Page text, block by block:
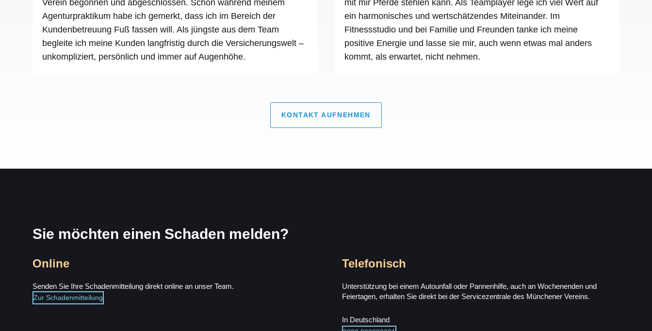
Verein begonnen und abgeschlossen. Schon während meinem
Agenturpraktikum habe ich gemerkt, dass ich im Bereich der
Kundenbetreuung Fuß fassen will. Als jüngste aus dem Team
begleite ich meine Kunden langfristig durch die Versicherungswelt –
unkompliziert, persönlich und immer auf Augenhöhe.
mit mir Pferde stehlen kann. Als Teamplayer lege ich viel Wert auf
ein harmonisches und wertschätzendes Miteinander. Im
Fitnessstudio und bei Familie und Freunden tanke ich meine
positive Energie und lasse sie mir, auch wenn etwas mal anders
kommt, als erwartet, nicht nehmen.
KONTAKT AUFNEHMEN
Sie möchten einen Schaden melden?
Online
Senden Sie Ihre Schadenmitteilung direkt online an unser Team.
Zur Schadenmitteilung
Telefonisch
Unterstützung bei einem Autounfall oder Pannenhilfe, auch an Wochenenden und
Feiertagen, erhalten Sie direkt bei der Servicezentrale des Münchener Vereins.
In Deutschland